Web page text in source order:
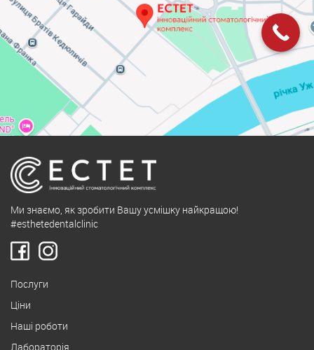
Ми знаємо, як зробити Вашу усмішку найкращою!
#esthetedentalclinic
Послуги
Ціни
Наші роботи
Лабораторія